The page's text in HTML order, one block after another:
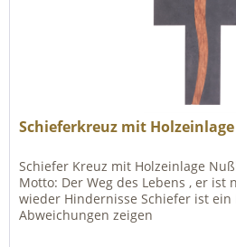
Schieferkreuz mit Holzeinlage
Schiefer Kreuz mit Holzeinlage
Motto: Der Weg des Lebens , er ist
wieder Hindernisse Schiefer ist
Abweichungen zeigen